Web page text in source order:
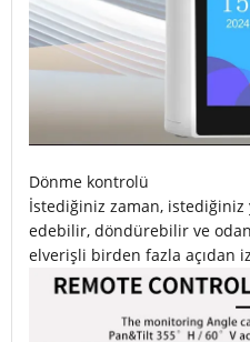
Dönme kontrolü
İstediğiniz zaman, istediğiniz
edebilir, döndürebilir ve
elverişli birden fazla açıdan